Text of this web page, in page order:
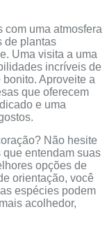
com uma atmosfera
de plantas
Uma visita a uma
incríveis de
Aproveite a
que oferecem
e uma
Não hesite
entendam suas
opções de
orientação, você
espécies podem
acolhedor,